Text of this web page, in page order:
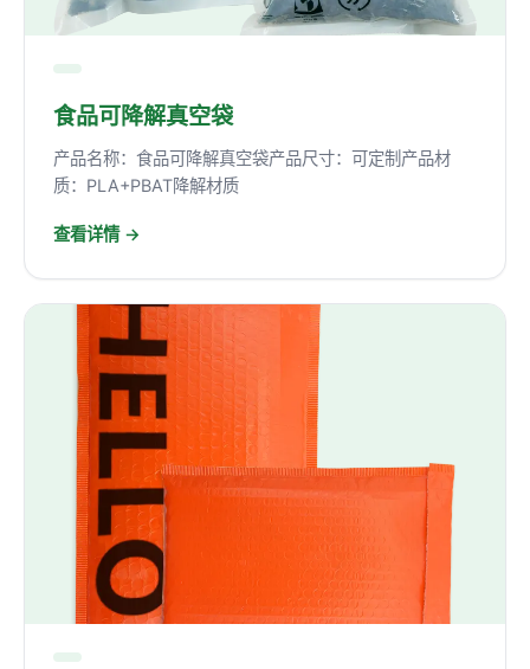
食品可降解真空袋
产品名称：食品可降解真空袋产品尺寸：可定制产品材
质：PLA+PBAT降解材质
查看详情 →